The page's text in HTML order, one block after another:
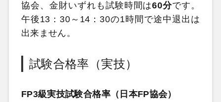
協会、金財いずれも試験時間は60分です。
午後13：30～14：30の1時間で途中退出は
出来ません。
試験合格率（実技）
FP3級実技試験合格率（日本FP協会）